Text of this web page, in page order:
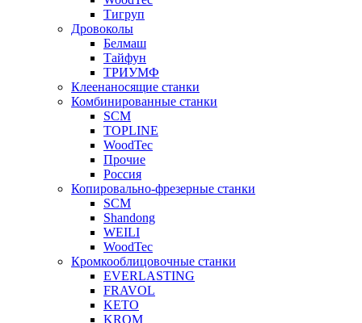
Тигруп
Дровоколы
Белмаш
Тайфун
ТРИУМФ
Клеенаносящие станки
Комбинированные станки
SCM
TOPLINE
WoodTec
Прочие
Россия
Копировально-фрезерные станки
SCM
Shandong
WEILI
WoodTec
Кромкооблицовочные станки
EVERLASTING
FRAVOL
KETO
KROM